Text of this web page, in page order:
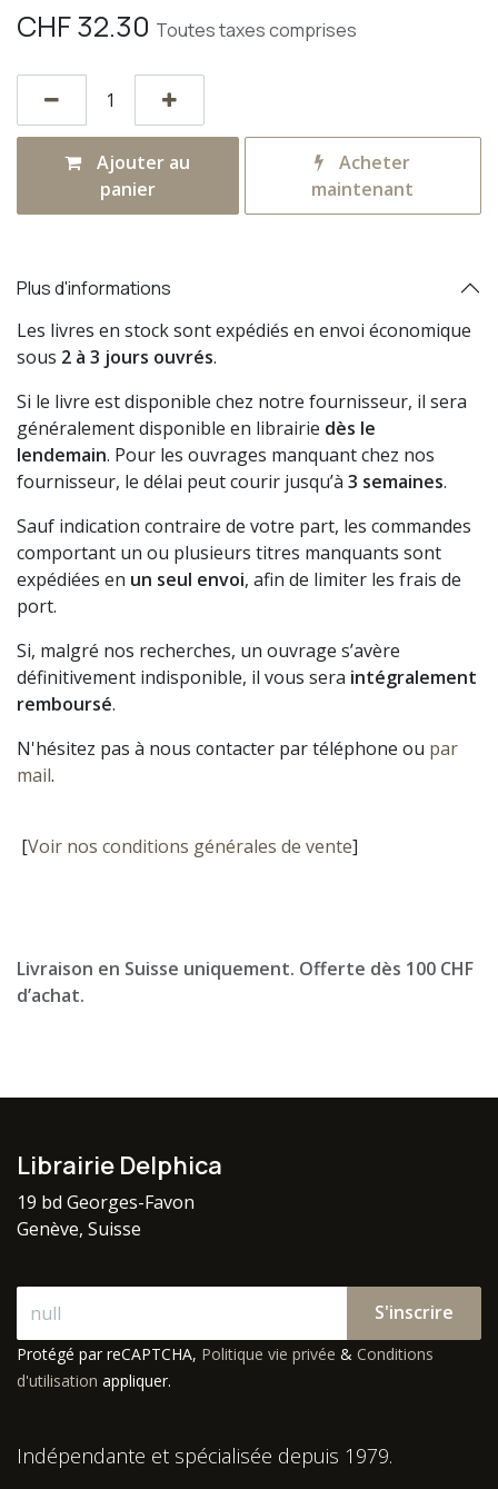
CHF32.30 Toutes taxes comprises
Ajouter au
panier
Acheter
maintenant
Plus d'informations
Les livres en stock sont expédiés en envoi économique
sous 2 à 3 jours ouvrés.
Si le livre est disponible chez notre fournisseur, il sera
généralement disponible en librairie dès le
lendemain. Pour les ouvrages manquant chez nos
fournisseur, le délai peut courir jusqu’à 3 semaines.
Sauf indication contraire de votre part, les commandes
comportant un ou plusieurs titres manquants sont
expédiées en un seul envoi, afin de limiter les frais de
port.
Si, malgré nos recherches, un ouvrage s’avère
définitivement indisponible, il vous sera intégralement
remboursé.
N'hésitez pas à nous contacter par téléphone ou par
mail.
[Voir nos conditions générales de vente]
Livraison en Suisse uniquement. Offerte dès 100 CHF
d’achat.
Librairie Delphica
19 bd Georges-Favon
Genève, Suisse
S'inscrire
Protégé par reCAPTCHA, Politique vie privée & Conditions
d'utilisation appliquer.
Indépendante et spécialisée depuis 1979.